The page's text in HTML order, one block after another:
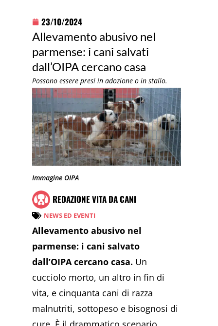
23/10/2024
Allevamento abusivo nel
parmense: i cani salvati
dall’OIPA cercano casa
Possono essere presi in adozione o in stallo.
Immagine OIPA
REDAZIONE VITA DA CANI
NEWS ED EVENTI
Allevamento abusivo nel
parmense: i cani salvato
dall’OIPA cercano casa. Un
cucciolo morto, un altro in fin di
vita, e cinquanta cani di razza
malnutriti, sottopeso e bisognosi di